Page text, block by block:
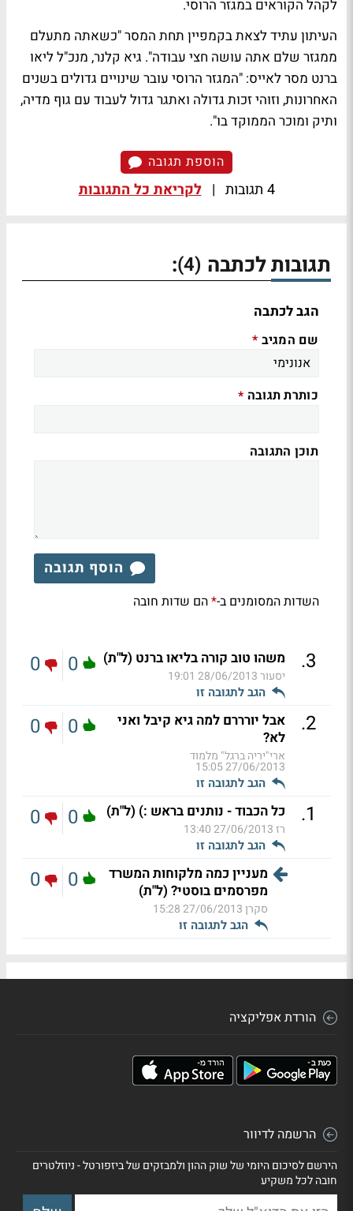
לקהל הקוראים במגזר הרוסי.
העיתון עתיד לצאת בקמפיין תחת המסר "כשאתה מתעלם
ממגזר שלם אתה עושה חצי עבודה". גיא קלנר, מנכ"ל ליאו
ברנט מסר לאייס: "המגזר הרוסי עובר שינויים גדולים בשנים
האחרונות, וזוהי זכות גדולה ואתגר גדול לעבוד עם גוף מדיה,
ותיק ומוכר הממוקד בו".
הוספת תגובה
4 תגובות | לקריאת כל התגובות
תגובות לכתבה (4)
:
הגב לכתבה
שם המגיב *
כותרת תגובה *
תוכן התגובה
הוסף תגובה
השדות המסומנים ב-*הם שדות חובה
3
. משהו טוב קורה בליאו ברנט (ל"ת)
יסעור28/06/2013 19:01
הגב לתגובה זו
0
0
2
.
אבל יורררם למה גיא קיבל ואני
לא?
ארי"יריה ברגל" מלמוד
27/06/2013 15:05
הגב לתגובה זו
0
0
1
. כל הכבוד - נותנים בראש :) (ל"ת)
רז27/06/2013 13:40
הגב לתגובה זו
0
0
מעניין כמה מלקוחות המשרד
מפרסמים בוסטי? (ל"ת)
סקרן27/06/2013 15:28
הגב לתגובה זו
0
0
הורדת אפליקציה
הרשמה לדיוור
הירשם לסיכום היומי של שוק ההון ולמבזקים של ביזפורטל - ניוזלטרים
חובה לכל משקיע